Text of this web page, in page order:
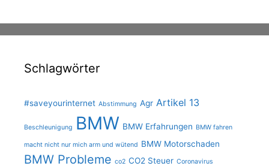
Schlagwörter
#saveyourinternet Abstimmung Agr Artikel 13
Beschleunigung BMW BMW Erfahrungen BMW fahren
macht nicht nur mich arm und wütend BMW Motorschaden
BMW Probleme co2 CO2 Steuer Coronavirus